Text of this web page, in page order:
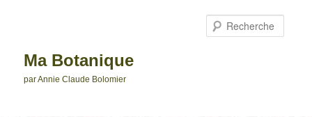
Ma Botanique
par Annie Claude Bolomier